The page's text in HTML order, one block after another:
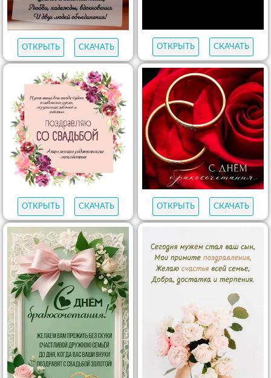
ОТКРЫТЬ СКАЧАТЬ ОТКРЫТЬ СКАЧАТЬ
ОТКРЫТЬ СКАЧАТЬ ОТКРЫТЬ СКАЧАТЬ